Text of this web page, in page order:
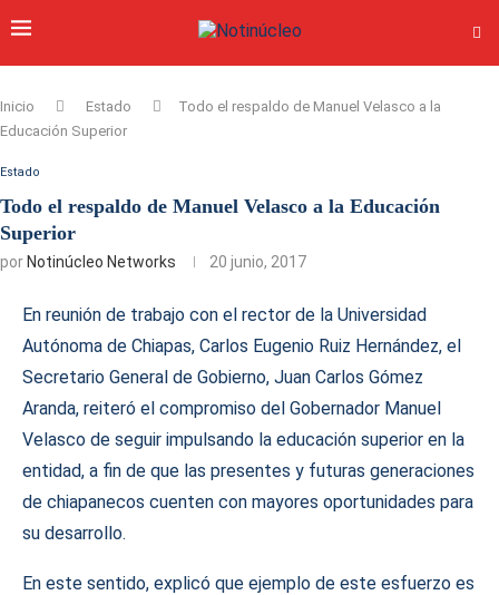
Inicio Estado
Todo el respaldo de Manuel Velasco a la
Educación Superior
Estado
Todo el respaldo de Manuel Velasco a la Educación
Superior
por Notinúcleo Networks 20 junio, 2017
En reunión de trabajo con el rector de la Universidad
Autónoma de Chiapas, Carlos Eugenio Ruiz Hernández, el
Secretario General de Gobierno, Juan Carlos Gómez
Aranda, reiteró el compromiso del Gobernador Manuel
Velasco de seguir impulsando la educación superior en la
entidad, a fin de que las presentes y futuras generaciones
de chiapanecos cuenten con mayores oportunidades para
su desarrollo.
En este sentido, explicó que ejemplo de este esfuerzo es